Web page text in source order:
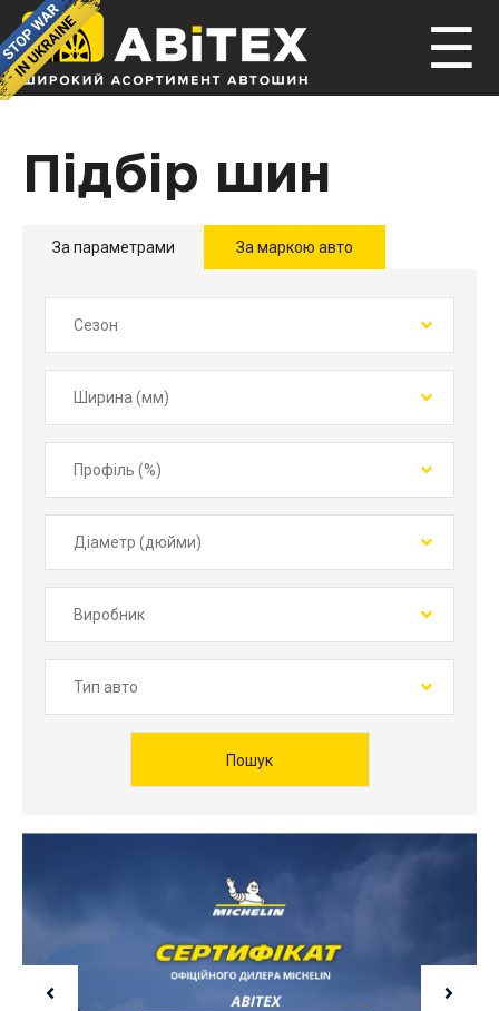
☰
Підбір шин
За параметрами За маркою авто